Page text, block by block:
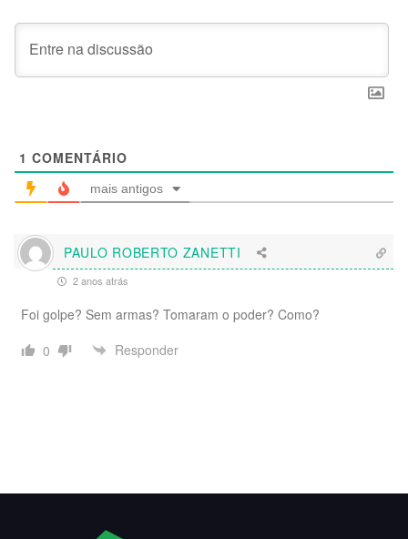
1 COMENTÁRIO
mais antigos
PAULO ROBERTO ZANETTI
2 anos atrás
Foi golpe? Sem armas? Tomaram o poder? Como?
0
Responder